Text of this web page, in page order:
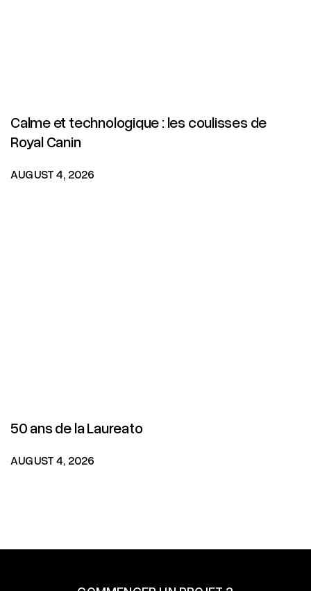
Calme et technologique : les coulisses de
Royal Canin
AUGUST 4, 2026
50 ans de la Laureato
AUGUST 4, 2026